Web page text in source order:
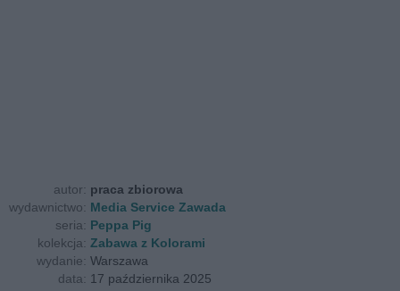
autor: praca zbiorowa
wydawnictwo: Media Service Zawada
seria: Peppa Pig
kolekcja: Zabawa z Kolorami
wydanie: Warszawa
data: 17 października 2025